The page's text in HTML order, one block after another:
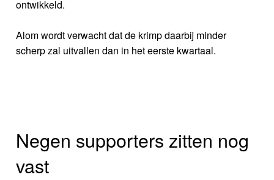
ontwikkeld.
Alom wordt verwacht dat de krimp daarbij minder
scherp zal uitvallen dan in het eerste kwartaal.
Negen supporters zitten nog
vast